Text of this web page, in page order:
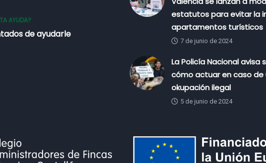
AYUDA?
de ayudarle
estatutos para evitar la
apartamentos turísticos
7 de junio de 2024
La Policía Nacional avisa
cómo actuar en caso de
okupación ilegal
5 de junio de 2024